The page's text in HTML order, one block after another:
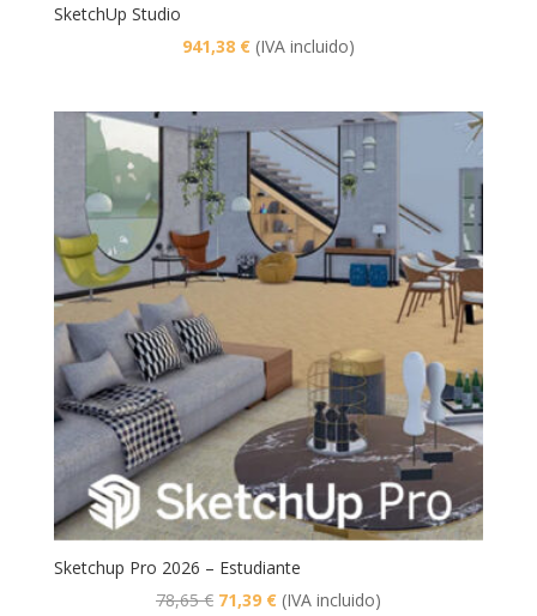
SketchUp Studio
941,38 € (IVA incluido)
Sketchup Pro 2026 – Estudiante
78,65€ El
71,39 €El(IVA incluido)